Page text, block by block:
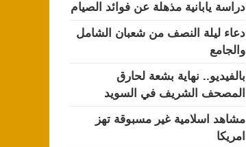
دراسة يابانية مذهلة عن فوائد الصيام
دعاء ليلة النصف من شعبان الشامل
والجامع
بالفيديو.. نهاية بشعة لحارق
المصحف الشريف في السويد
مشاهد اسلامية غير مسبوقة تهز
امريكا